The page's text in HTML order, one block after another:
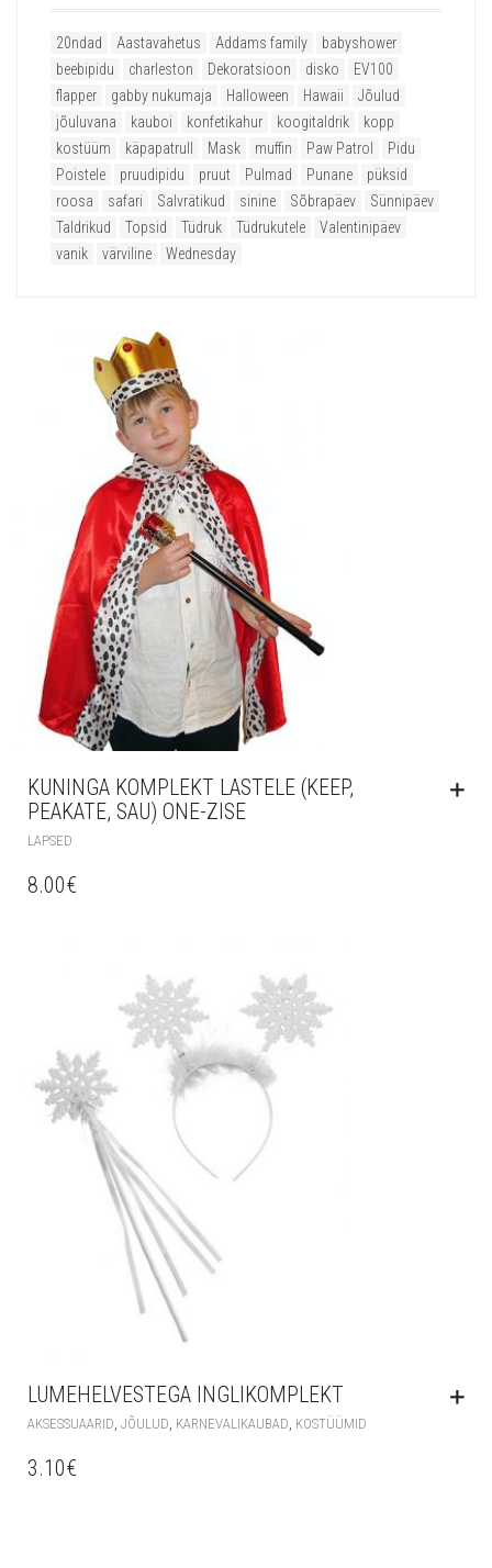
20ndad Aastavahetus Addams family
babyshower
beebipidu
charleston Dekoratsioon disko
EV100
flapper
gabby nukumaja Halloween Hawaii
Jõulud
jõuluvana
kauboi konfetikahur koogitaldrik
kopp
kostüüm
käpapatrull Mask muffin Paw Patrol
Pidu
Poistele
pruudipidu pruut Pulmad Punane
püksid
roosa
safari Salvrätikud sinine Sõbrapäev
Sünnipäev
Taldrikud
Topsid Tüdruk Tüdrukutele
Valentinipäev
vanik
värviline Wednesday
KUNINGA KOMPLEKT LASTELE (KEEP,
PEAKATE, SAU) ONE-ZISE
LAPSED
8.00€
LUMEHELVESTEGA INGLIKOMPLEKT
AKSESSUAARID JÕULUD KARNEVALIKAUBAD KOSTÜÜMID
3.10€